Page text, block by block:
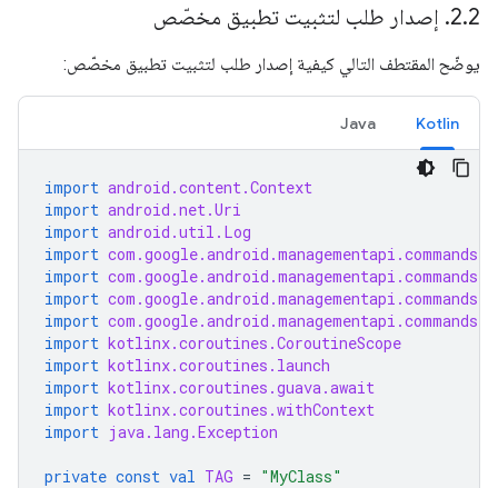
2.2
. إصدار طلب لتثبيت تطبيق مخصّص
يوضّح المقتطف التالي كيفية إصدار طلب لتثبيت تطبيق مخصّص:
Kotlin
Java
import android.content.Context
import android.net.Uri
import android.util.Log
import
import
import
import
import kotlinx.coroutines.CoroutineScope
import kotlinx.coroutines.launch
import kotlinx.coroutines.guava.await
import kotlinx.coroutines.withContext
import java.lang.Exception
private const val TAG = "MyClass"